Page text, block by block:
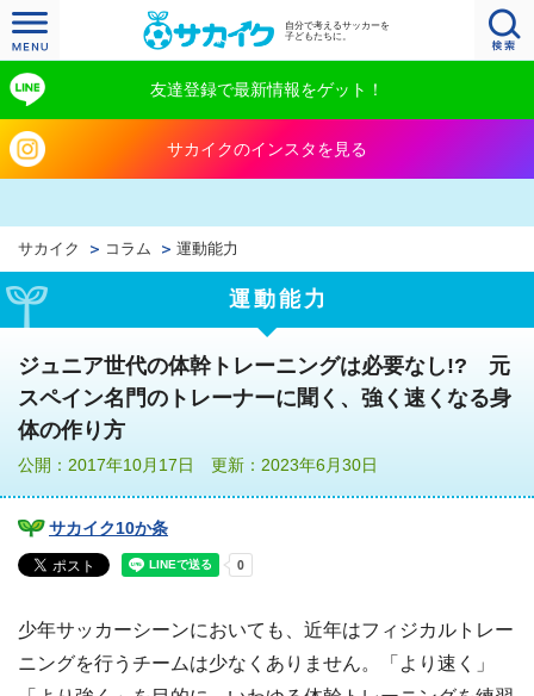
自分で考えるサッカーを
子どもたちに。
友達登録で最新情報をゲット！
サカイクのインスタを見る
サカイク コラム 運動能力
運動能力
ジュニア世代の体幹トレーニングは必要なし!? 元
スペイン名門のトレーナーに聞く、強く速くなる身
体の作り方
公開：2017年10月17日 更新：2023年6月30日
サカイク10か条
少年サッカーシーンにおいても、近年はフィジカルトレー
ニングを行うチームは少なくありません。「より速く」